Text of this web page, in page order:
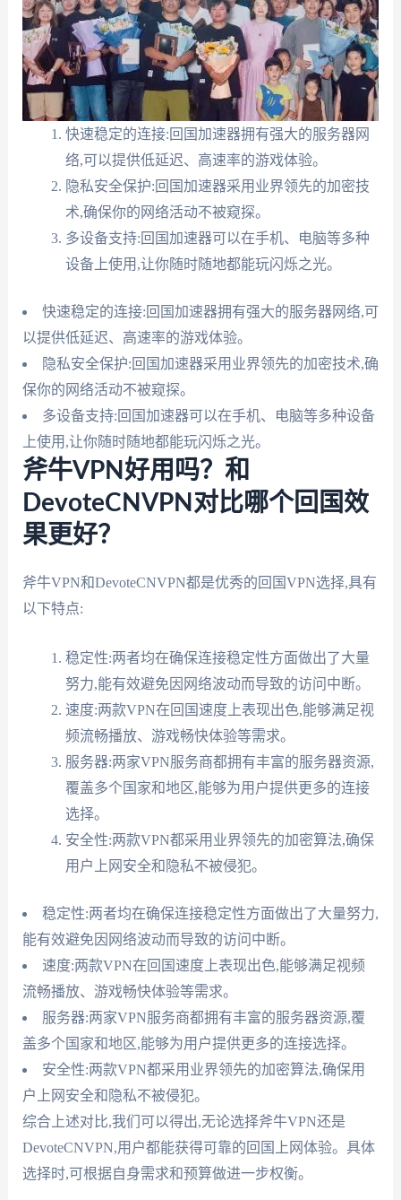
快速稳定的连接:回国加速器拥有强大的服务器网
络,可以提供低延迟、高速率的游戏体验。
隐私安全保护:回国加速器采用业界领先的加密技
术,确保你的网络活动不被窥探。
多设备支持:回国加速器可以在手机、电脑等多种
设备上使用,让你随时随地都能玩闪烁之光。
快速稳定的连接:回国加速器拥有强大的服务器网络,可
以提供低延迟、高速率的游戏体验。
隐私安全保护:回国加速器采用业界领先的加密技术,确
保你的网络活动不被窥探。
多设备支持:回国加速器可以在手机、电脑等多种设备
上使用,让你随时随地都能玩闪烁之光。
斧牛VPN好用吗？和
DevoteCNVPN对比哪个回国效
果更好？
斧牛VPN和DevoteCNVPN都是优秀的回国VPN选择,具有
以下特点:
稳定性:两者均在确保连接稳定性方面做出了大量
努力,能有效避免因网络波动而导致的访问中断。
速度:两款VPN在回国速度上表现出色,能够满足视
频流畅播放、游戏畅快体验等需求。
服务器:两家VPN服务商都拥有丰富的服务器资源,
覆盖多个国家和地区,能够为用户提供更多的连接
选择。
安全性:两款VPN都采用业界领先的加密算法,确保
用户上网安全和隐私不被侵犯。
稳定性:两者均在确保连接稳定性方面做出了大量努力,
能有效避免因网络波动而导致的访问中断。
速度:两款VPN在回国速度上表现出色,能够满足视频
流畅播放、游戏畅快体验等需求。
服务器:两家VPN服务商都拥有丰富的服务器资源,覆
盖多个国家和地区,能够为用户提供更多的连接选择。
安全性:两款VPN都采用业界领先的加密算法,确保用
户上网安全和隐私不被侵犯。
综合上述对比,我们可以得出,无论选择斧牛VPN还是
DevoteCNVPN,用户都能获得可靠的回国上网体验。具体
选择时,可根据自身需求和预算做进一步权衡。